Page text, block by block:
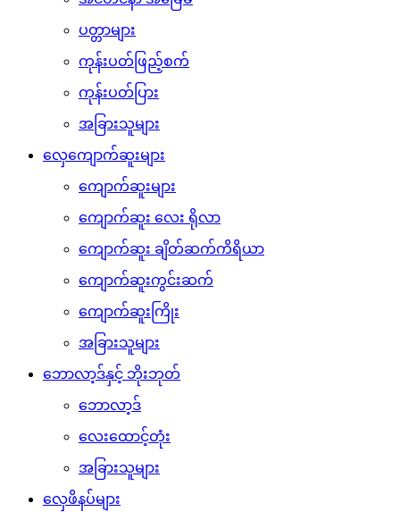
ပတ္တာများ
ကုန်းပတ်ဖြည့်စက်
ကုန်းပတ်ပြား
အခြားသူများ
လှေကျောက်ဆူးများ
ကျောက်ဆူးများ
ကျောက်ဆူး လေး ရိုလာ
ကျောက်ဆူး ချိတ်ဆက်ကိရိယာ
ကျောက်ဆူးကွင်းဆက်
ကျောက်ဆူးကြိုး
အခြားသူများ
ဘောလာ့ဒ်နှင့် ဘိုးဘုတ်
ဘောလာ့ဒ်
လေးထောင့်တုံး
အခြားသူများ
လှေဖိနပ်များ